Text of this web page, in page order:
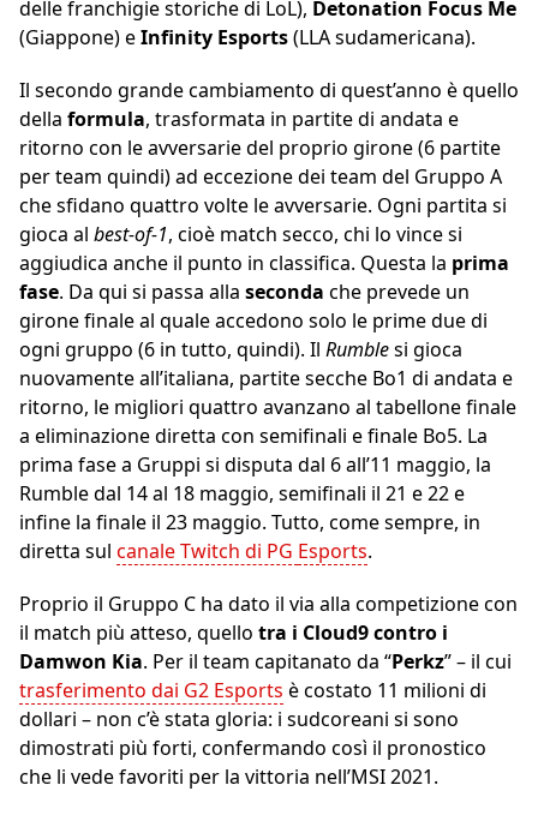
delle franchigie storiche di LoL), Detonation Focus Me
(Giappone) eInfinity Esports(LLA sudamericana).
Il secondo grande cambiamento di quest’anno è quello
della formula, trasformata in partite di andata e
ritorno con le avversarie del proprio girone (6 partite
per team quindi) ad eccezione dei team del Gruppo A
che sfidano quattro volte le avversarie. Ogni partita si
gioca al best-of-1, cioè match secco, chi lo vince si
aggiudica anche il punto in classifica. Questa la prima
fase. Da qui si passa alla seconda che prevede un
girone finale al quale accedono solo le prime due di
ogni gruppo (6 in tutto, quindi). Il Rumblesi gioca
nuovamente all’italiana, partite secche Bo1 di andata e
ritorno, le migliori quattro avanzano al tabellone finale
a eliminazione diretta con semifinali e finale Bo5. La
prima fase a Gruppi si disputa dal 6 all’11 maggio, la
Rumble dal 14 al 18 maggio, semifinali il 21 e 22 e
infine la finale il 23 maggio. Tutto, come sempre, in
diretta sul canale Twitch di PG Esports.
Proprio il Gruppo C ha dato il via alla competizione con
il match più atteso, quello tra i Cloud9 contro i
Damwon Kia. Per il team capitanato da “Perkz” – il cui
trasferimento dai G2 Esports è costato 11 milioni di
dollari – non c’è stata gloria: i sudcoreani si sono
dimostrati più forti, confermando così il pronostico
che li vede favoriti per la vittoria nell’MSI 2021.